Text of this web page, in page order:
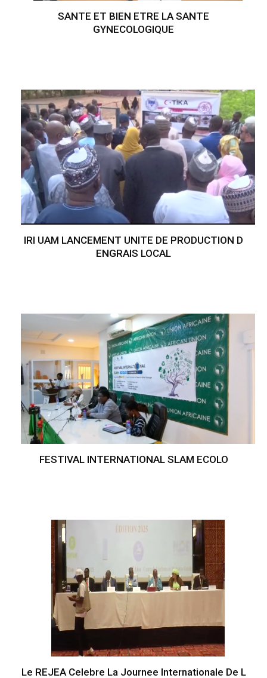
SANTE ET BIEN ETRE LA SANTE
GYNECOLOGIQUE
IRI UAM LANCEMENT UNITE DE PRODUCTION D
ENGRAIS LOCAL
FESTIVAL INTERNATIONAL SLAM ECOLO
Le REJEA Celebre La Journee Internationale De L